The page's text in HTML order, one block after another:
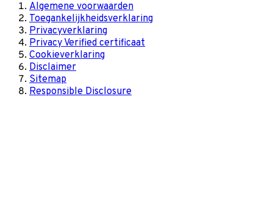
Algemene voorwaarden
Toegankelijkheidsverklaring
Privacyverklaring
Privacy Verified certificaat
Cookieverklaring
Disclaimer
Sitemap
Responsible Disclosure